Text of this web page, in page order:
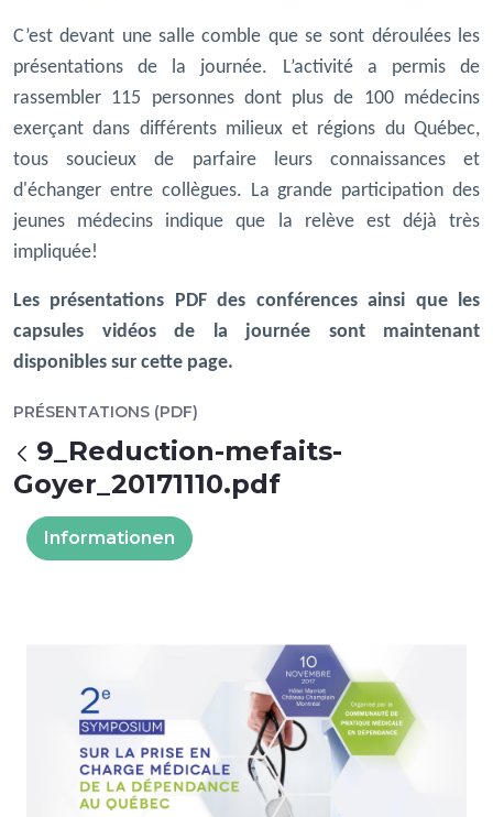
C’est devant une salle comble que se sont déroulées les
présentations de la journée. L’activité a permis de
rassembler 115 personnes dont plus de 100 médecins
exerçant dans différents milieux et régions du Québec,
tous soucieux de parfaire leurs connaissances et
d'échanger entre collègues. La grande participation des
jeunes médecins indique que la relève est déjà très
impliquée!
Les présentations PDF des conférences ainsi que les
capsules vidéos de la journée sont maintenant
disponibles sur cette page.
PRÉSENTATIONS (PDF)
Zurück
9_Reduction-mefaits-
Goyer_20171110.pdf
Informationen